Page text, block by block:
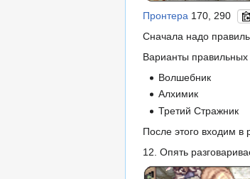
Пронтера 170, 290
Сначала надо
Варианты правильных
Волшебник
Алхимик
Третий Стражник
После этого входим в
12. Опять